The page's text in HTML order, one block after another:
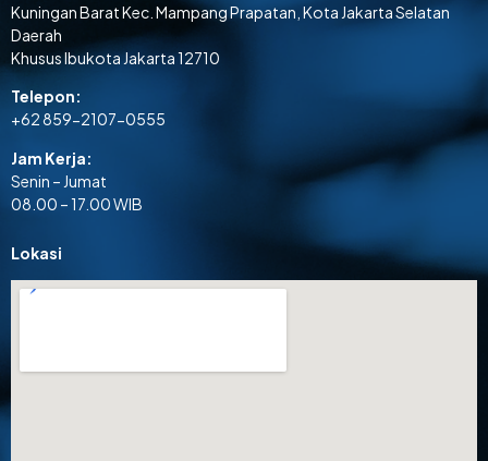
Kuningan Barat Kec. Mampang Prapatan, Kota Jakarta Selatan
Daerah
Khusus Ibukota Jakarta 12710
Telepon:
+62 859-2107-0555
Jam Kerja:
Senin – Jumat
08.00 – 17.00 WIB
Lokasi